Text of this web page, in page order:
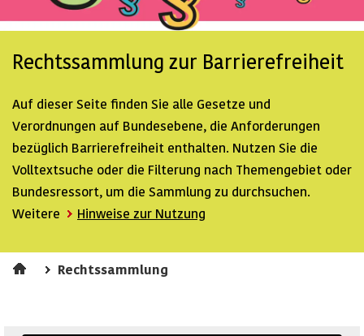
Rechtssammlung zur Barrierefreiheit
Auf dieser Seite finden Sie alle Gesetze und
Verordnungen auf Bundesebene, die Anforderungen
bezüglich Barrierefreiheit enthalten. Nutzen Sie die
Volltextsuche oder die Filterung nach Themengebiet oder
Bundesressort, um die Sammlung zu durchsuchen.
Weitere
Hinweise zur Nutzung
Rechtssammlung